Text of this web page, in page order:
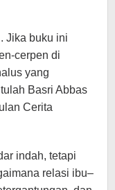
. Jika buku ini
cerpen di
yang
Basri Abbas
Cerita
indah, tetapi
relasi ibu–